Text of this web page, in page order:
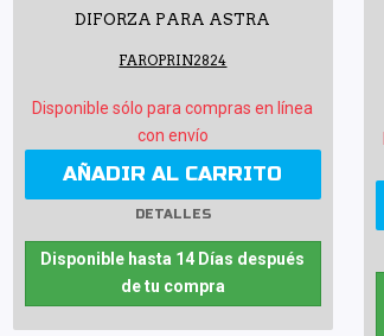
DIFORZA PARA ASTRA
FAROPRIN2824
Disponible sólo para compras en línea
con envío
AÑADIR AL CARRITO
DETALLES
Disponible hasta 14 Días después
de tu compra